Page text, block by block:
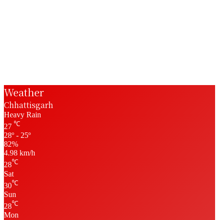
Weather
Chhattisgarh
Heavy Rain
27 ℃
28º - 25º
82%
4.98 km/h
28℃
Sat
30℃
Sun
28℃
Mon